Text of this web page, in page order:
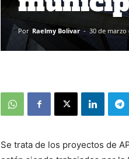
Por Raelmy Bolivar - 30 de marzo
Se trata de los proyectos de